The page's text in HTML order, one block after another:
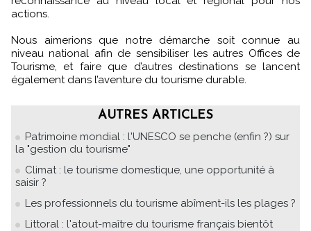
actions.
Nous aimerions que notre démarche soit connue au
niveau national afin de sensibiliser les autres Offices de
Tourisme, et faire que d’autres destinations se lancent
également dans l’aventure du tourisme durable.
AUTRES ARTICLES
Patrimoine mondial : l'UNESCO se penche (enfin ?) sur
la "gestion du tourisme"
Climat : le tourisme domestique, une opportunité à
saisir ?
Les professionnels du tourisme abîment-ils les plages ?
Littoral : l'atout-maître du tourisme français bientôt